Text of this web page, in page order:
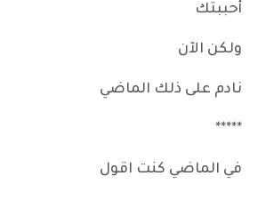
أحببتك
ولكن الآن
‌نادم على ذلك الماضي
*****
في الماضي كنت اقول